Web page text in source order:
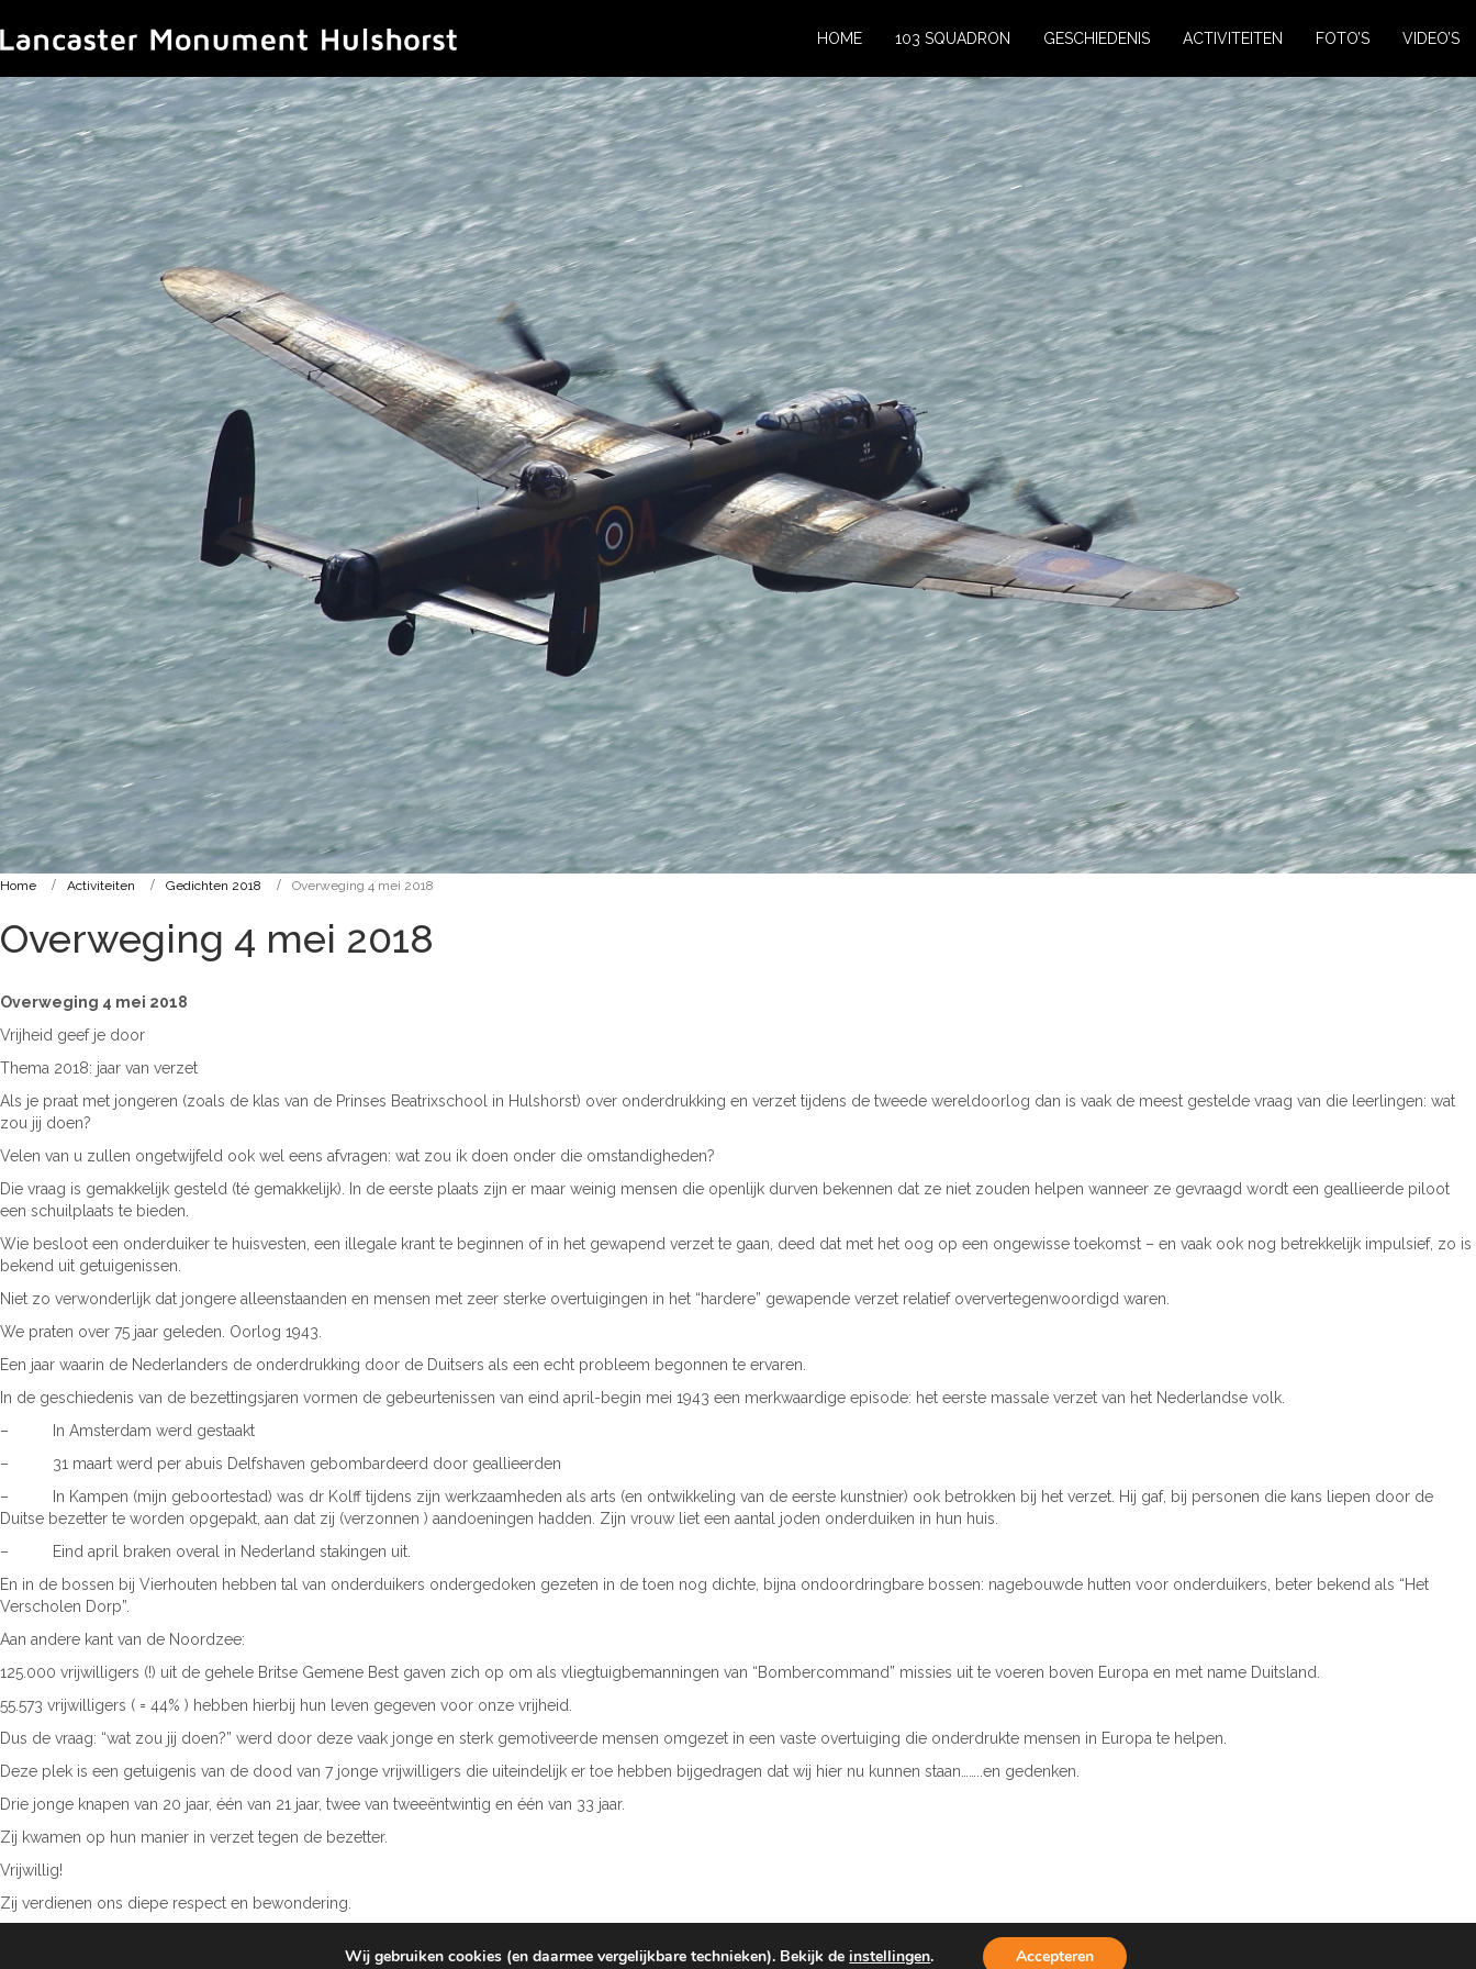
HOME 103 SQUADRON GESCHIEDENIS ACTIVITEITEN FOTO’S VIDEO’S
Home Activiteiten Gedichten 2018 Overweging 4 mei 2018
Overweging 4 mei 2018
Overweging 4 mei 2018
Vrijheid geef je door
Thema 2018: jaar van verzet
Als je praat met jongeren (zoals de klas van de Prinses Beatrixschool in Hulshorst) over onderdrukking en verzet tijdens de tweede wereldoorlog dan is vaak de meest gestelde vraag van die leerlingen: wat
zou jij doen?
Velen van u zullen ongetwijfeld ook wel eens afvragen: wat zou ik doen onder die omstandigheden?
Die vraag is gemakkelijk gesteld (té gemakkelijk). In de eerste plaats zijn er maar weinig mensen die openlijk durven bekennen dat ze niet zouden helpen wanneer ze gevraagd wordt een geallieerde piloot
een schuilplaats te bieden.
Wie besloot een onderduiker te huisvesten, een illegale krant te beginnen of in het gewapend verzet te gaan, deed dat met het oog op een ongewisse toekomst – en vaak ook nog betrekkelijk impulsief, zo is
bekend uit getuigenissen.
Niet zo verwonderlijk dat jongere alleenstaanden en mensen met zeer sterke overtuigingen in het “hardere” gewapende verzet relatief oververtegenwoordigd waren.
We praten over 75 jaar geleden. Oorlog 1943.
Een jaar waarin de Nederlanders de onderdrukking door de Duitsers als een echt probleem begonnen te ervaren.
In de geschiedenis van de bezettingsjaren vormen de gebeurtenissen van eind april-begin mei 1943 een merkwaardige episode: het eerste massale verzet van het Nederlandse volk.
– In Amsterdam werd gestaakt
– 31 maart werd per abuis Delfshaven gebombardeerd door geallieerden
– In Kampen (mijn geboortestad) was dr Kolff tijdens zijn werkzaamheden als arts (en ontwikkeling van de eerste kunstnier) ook betrokken bij het verzet. Hij gaf, bij personen die kans liepen door de
Duitse bezetter te worden opgepakt, aan dat zij (verzonnen ) aandoeningen hadden. Zijn vrouw liet een aantal joden onderduiken in hun huis.
– Eind april braken overal in Nederland stakingen uit.
En in de bossen bij Vierhouten hebben tal van onderduikers ondergedoken gezeten in de toen nog dichte, bijna ondoordringbare bossen: nagebouwde hutten voor onderduikers, beter bekend als “Het
Verscholen Dorp”.
Aan andere kant van de Noordzee:
125.000 vrijwilligers (!) uit de gehele Britse Gemene Best gaven zich op om als vliegtuigbemanningen van “Bombercommand” missies uit te voeren boven Europa en met name Duitsland.
55.573 vrijwilligers ( = 44% ) hebben hierbij hun leven gegeven voor onze vrijheid.
Dus de vraag: “wat zou jij doen?” werd door deze vaak jonge en sterk gemotiveerde mensen omgezet in een vaste overtuiging die onderdrukte mensen in Europa te helpen.
Deze plek is een getuigenis van de dood van 7 jonge vrijwilligers die uiteindelijk er toe hebben bijgedragen dat wij hier nu kunnen staan……..en gedenken.
Drie jonge knapen van 20 jaar, één van 21 jaar, twee van tweeëntwintig en één van 33 jaar.
Zij kwamen op hun manier in verzet tegen de bezetter.
Vrijwillig!
Zij verdienen ons diepe respect en bewondering.
mei om te herdenken dat wij in vrijheid mogen en kunnen leven.
Wij gebruiken cookies (en daarmee vergelijkbare technieken). Bekijk deinstellingen. Accepteren